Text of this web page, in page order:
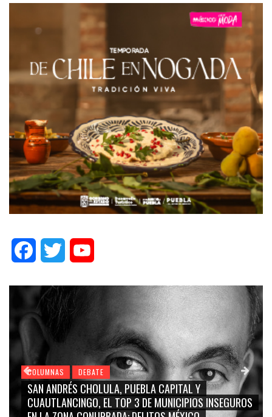
FacebookTwitter
PUEBLA CAPITAL Y
3 DE MUNICIPIOS INSEGUROS
COLUMNAS DEBATE
GRACE PALOMARES,
CARMEN SALINAS “LA